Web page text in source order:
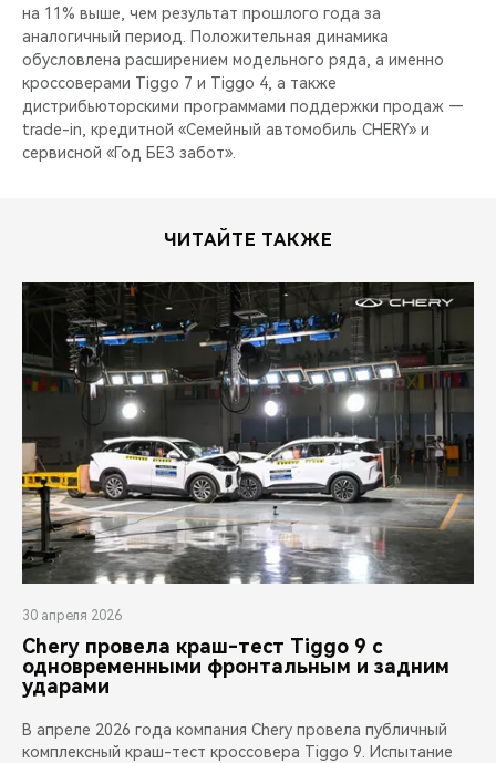
на 11% выше, чем результат прошлого года за
аналогичный период. Положительная динамика
обусловлена расширением модельного ряда, а именно
кроссоверами Tiggo 7 и Tiggo 4, а также
дистрибьюторскими программами поддержки продаж —
trade-in, кредитной «Семейный автомобиль CHERY» и
сервисной «Год БЕЗ забот».
ЧИТАЙТЕ ТАКЖЕ
30 апреля 2026
Chery провела краш-тест Tiggo 9 с
одновременными фронтальным и задним
ударами
В апреле 2026 года компания Chery провела публичный
комплексный краш-тест кроссовера Tiggo 9. Испытание